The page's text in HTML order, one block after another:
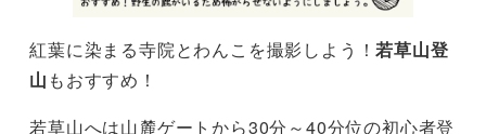
紅葉に染まる寺院とわんこを撮影しよう！若草山登
山 もおすすめ！
若草山へは山麓ゲートから30分～40分位の初心者登